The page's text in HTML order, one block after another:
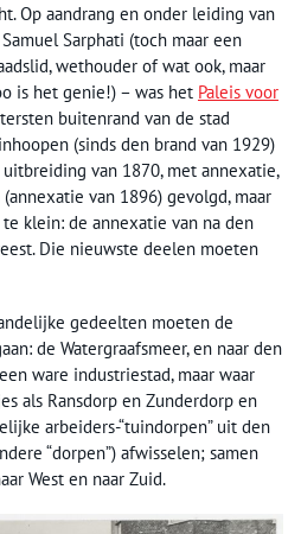
Op aandrang en onder leiding van
Sarphati (toch maar een
wethouder of wat ook, maar
is het genie!) – was het Paleis voor
buitenrand van de stad
(sinds den brand van 1929)
van 1870, met annexatie,
van 1896) gevolgd, maar
klein: de annexatie van na den
Die nieuwste deelen moeten
gedeelten moeten de
de Watergraafsmeer, en naar den
ware industriestad, maar waar
als Ransdorp en Zunderdorp en
arbeiders-“tuindorpen” uit den
“dorpen”) afwisselen; samen
West en naar Zuid.